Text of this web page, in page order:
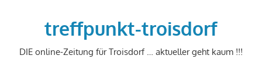
treffpunkt-troisdorf
DIE online-Zeitung für Troisdorf … aktueller geht kaum !!!